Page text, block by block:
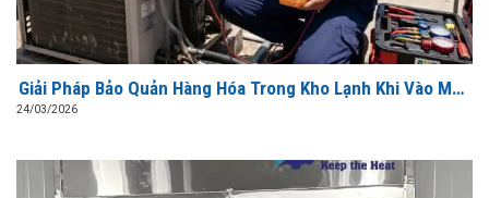
Giải Pháp Bảo Quản Hàng Hóa Trong Kho Lạnh Khi Vào Mùa
24/03/2026